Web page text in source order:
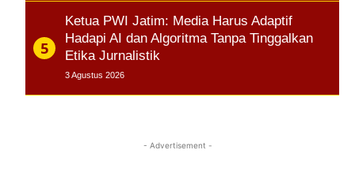
Ketua PWI Jatim: Media Harus Adaptif
Hadapi AI dan Algoritma Tanpa Tinggalkan
Etika Jurnalistik
3 Agustus 2026
- Advertisement -